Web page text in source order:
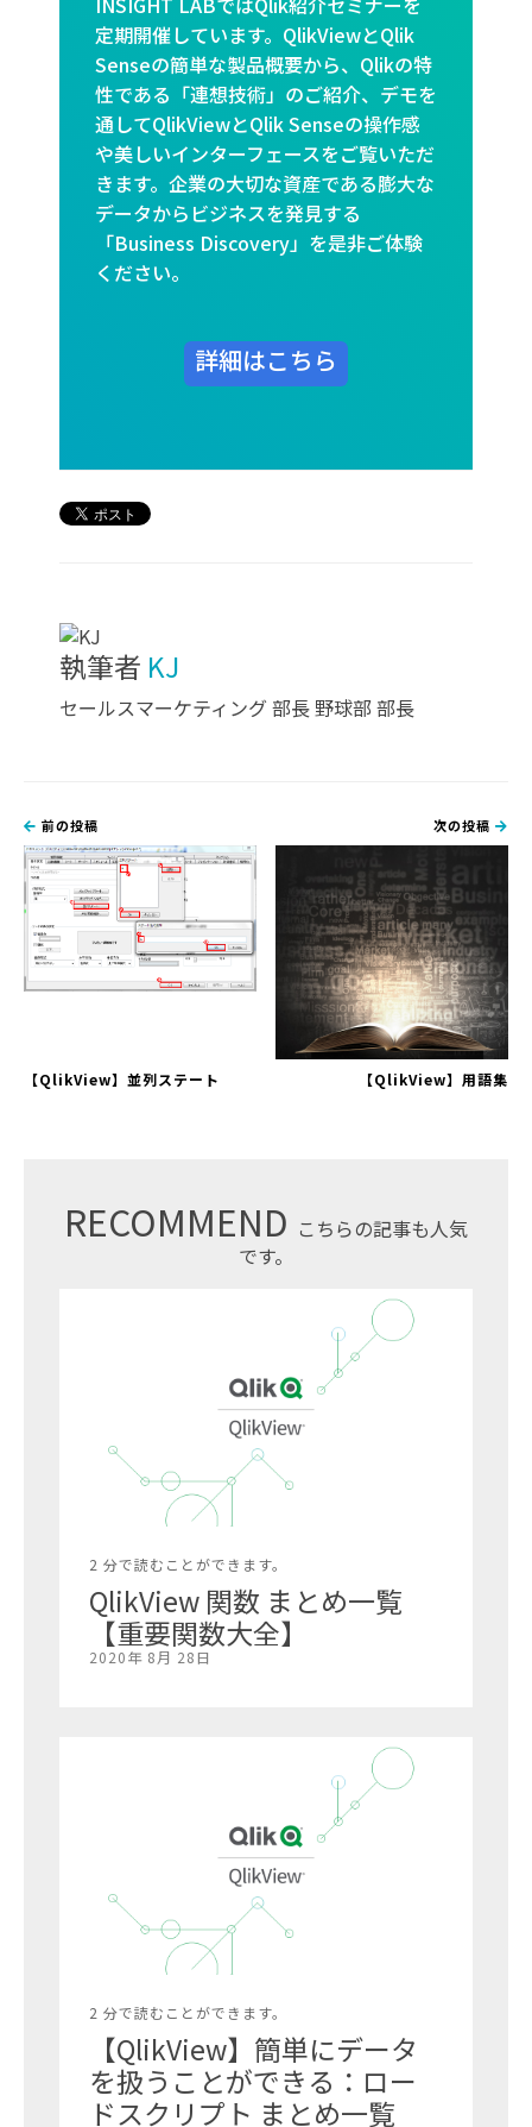
定期開催しています。QlikViewとQlik
Senseの簡単な製品概要から、Qlikの特
性である「連想技術」のご紹介、デモを
通してQlikViewとQlik Senseの操作感
や美しいインターフェースをご覧いただ
きます。企業の大切な資産である膨大な
データからビジネスを発見する
「Business Discovery」を是非ご体験
ください。
詳細はこちら
執筆者 KJ
セールスマーケティング 部長 野球部 部長
前の投稿
【QlikView】並列ステート
次の投稿
【QlikView】用語集
RECOMMEND こちらの記事も人気
です。
2 分で読むことができます。
QlikView 関数 まとめ一覧
【重要関数大全】
2020年 8月 28日
2 分で読むことができます。
【QlikView】簡単にデータ
を扱うことができる：ロー
ドスクリプト まとめ一覧